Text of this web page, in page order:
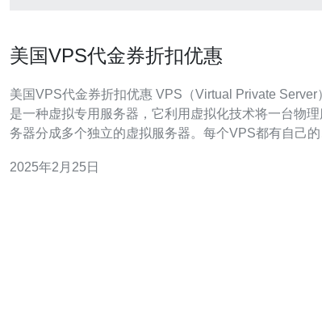
美国VPS代金券折扣优惠
美国VPS代金券折扣优惠 VPS（Virtual Private Server）
是一种虚拟专用服务器，它利用虚拟化技术将一台物理
务器分成多个独立的虚拟服务器。每个VPS都有自己的
共享主机，VPS提供更高的性能、安全性和灵活性。 美国
2025年2月25日